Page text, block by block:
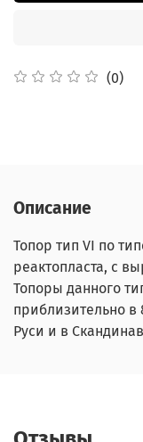
(0)
Описание
Топор тип VI по
реактопласта, с
Топоры данного
приблизительно
Руси и в